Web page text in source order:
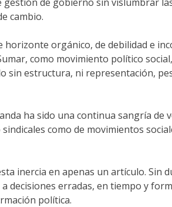
cambio.
orgánico, de debilidad e
como movimiento político
estructura, ni representación,
ha sido una continua sangría
como de movimientos
inercia en apenas un artículo. Sin
erradas, en tiempo y
política.